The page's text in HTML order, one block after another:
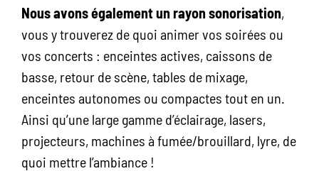
Nous avons également un rayon sonorisation,
vous y trouverez de quoi animer vos soirées ou
vos concerts : enceintes actives, caissons de
basse, retour de scène, tables de mixage,
enceintes autonomes ou compactes tout en un.
Ainsi qu’une large gamme d’éclairage, lasers,
projecteurs, machines à fumée/brouillard, lyre, de
quoi mettre l’ambiance !